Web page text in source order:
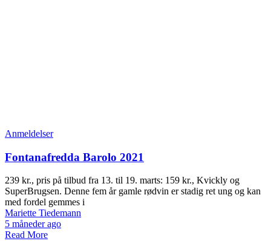
Anmeldelser
Fontanafredda Barolo 2021
239 kr., pris på tilbud fra 13. til 19. marts: 159 kr., Kvickly og
SuperBrugsen. Denne fem år gamle rødvin er stadig ret ung og kan
med fordel gemmes i
Mariette Tiedemann
5 måneder ago
Read More